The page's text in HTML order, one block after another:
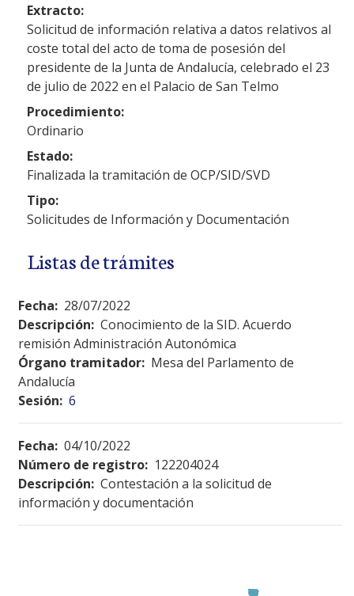
Extracto:
Solicitud de información relativa a datos relativos al
coste total del acto de toma de posesión del
presidente de la Junta de Andalucía, celebrado el 23
de julio de 2022 en el Palacio de San Telmo
Procedimiento:
Ordinario
Estado:
Finalizada la tramitación de OCP/SID/SVD
Tipo:
Solicitudes de Información y Documentación
Listas de trámites
Fecha: 28/07/2022
Descripción: Conocimiento de la SID. Acuerdo
remisión Administración Autonómica
Órgano tramitador: Mesa del Parlamento de
Andalucía
Sesión: 6
Fecha: 04/10/2022
Número de registro: 122204024
Descripción: Contestación a la solicitud de
información y documentación